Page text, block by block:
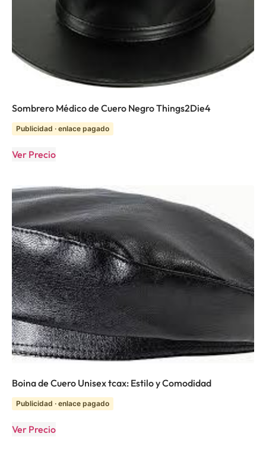
Sombrero Médico de Cuero Negro Things2Die4
Publicidad · enlace pagado
Ver Precio
Boina de Cuero Unisex tcax: Estilo y Comodidad
Publicidad · enlace pagado
Ver Precio